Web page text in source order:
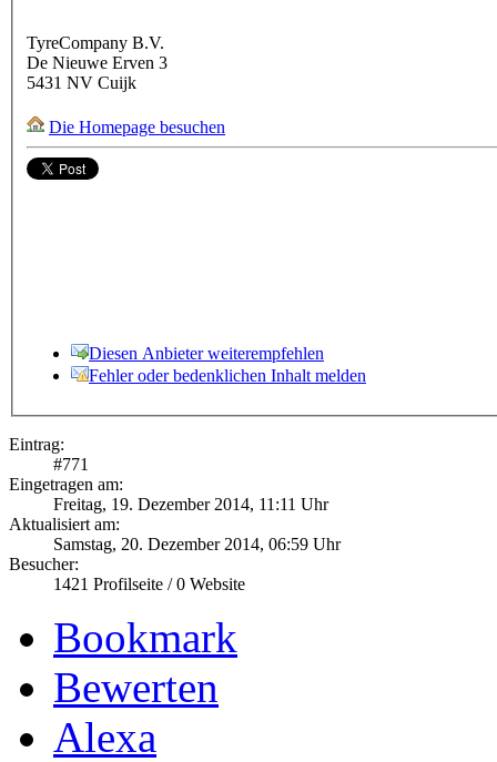
TyreCompany B.V.
De Nieuwe Erven 3
5431 NV Cuijk
Die Homepage besuchen
Diesen Anbieter weiterempfehlen
Fehler oder bedenklichen Inhalt melden
Eintrag:
#771
Eingetragen am:
Freitag, 19. Dezember 2014, 11:11 Uhr
Aktualisiert am:
Samstag, 20. Dezember 2014, 06:59 Uhr
Besucher:
1421 Profilseite /0 Website
Bookmark
Bewerten
Alexa